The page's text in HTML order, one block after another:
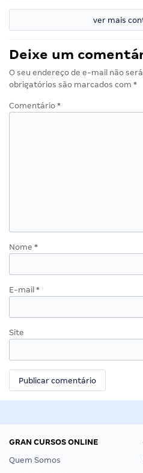
ver mais
Deixe um
O seu endereço de e-mail não
obrigatórios são marcados com *
Comentário *
Nome *
E-mail *
Site
GRAN CURSOS ONLINE
Quem Somos